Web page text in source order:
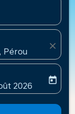
Pérou
close
return-date-
2026
today